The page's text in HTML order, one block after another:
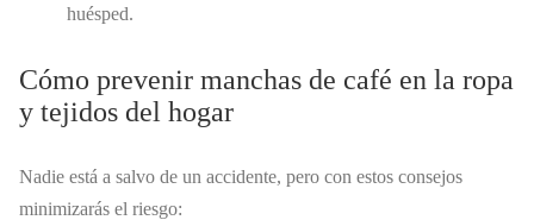
huésped.
Cómo prevenir manchas de café en la ropa
y tejidos del hogar
Nadie está a salvo de un accidente, pero con estos consejos
minimizarás el riesgo: